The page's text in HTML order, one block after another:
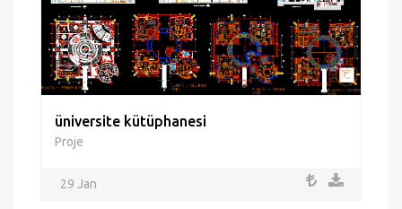
üniversite kütüphanesi
Proje
29 Jan